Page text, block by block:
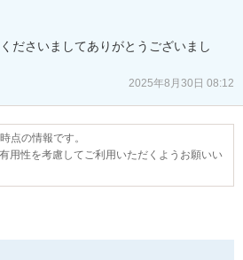
ださいましてありがとうございまし
2025年8月30日 08:12
点の情報です。
用性を考慮してご利用いただくようお願いい